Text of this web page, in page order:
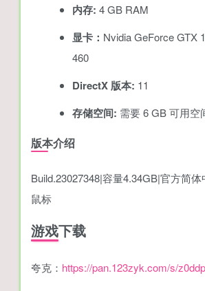
内存: 4 GB RAM
显卡： Nvidia GeForce GTX
460
DirectX 版本: 11
存储空间: 需要 6 GB 可用空
版本介绍
Build.23027348|容量4.34GB|官方简
鼠标
游戏下载
夸克： https://pan.123zyk.com/s/